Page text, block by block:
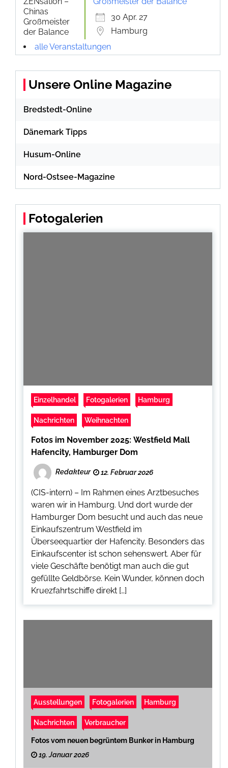
30 Apr. 27
Hamburg
alle Veranstaltungen
Unsere Online Magazine
Bredstedt-Online
Dänemark Tipps
Husum-Online
Nord-Ostsee-Magazine
Fotogalerien
Einzelhandel Fotogalerien Hamburg
Nachrichten Weihnachten
Fotos im November 2025: Westfield Mall
Hafencity, Hamburger Dom
Redakteur 12. Februar 2026
(CIS-intern) – Im Rahmen eines Arztbesuches
waren wir in Hamburg. Und dort wurde der
Hamburger Dom besucht und auch das neue
Einkaufszentrum Westfield im
Überseequartier der Hafencity. Besonders das
Einkaufscenter ist schon sehenswert. Aber für
viele Geschäfte benötigt man auch die gut
gefüllte Geldbörse. Kein Wunder, können doch
Kruezfahrtschiffe direkt […]
Ausstellungen Fotogalerien Hamburg
Nachrichten Verbraucher
Fotos vom neuen begrüntem Bunker in Hamburg
19. Januar 2026